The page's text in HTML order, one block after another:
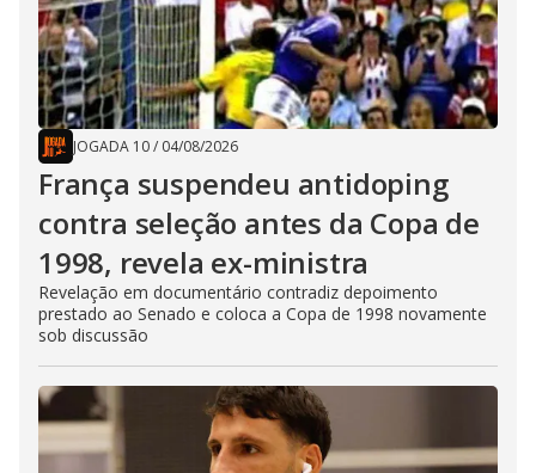
JOGADA 10/ 04/08/2026
França suspendeu antidoping
contra seleção antes da Copa de
1998, revela ex-ministra
Revelação em documentário contradiz depoimento
prestado ao Senado e coloca a Copa de 1998 novamente
sob discussão